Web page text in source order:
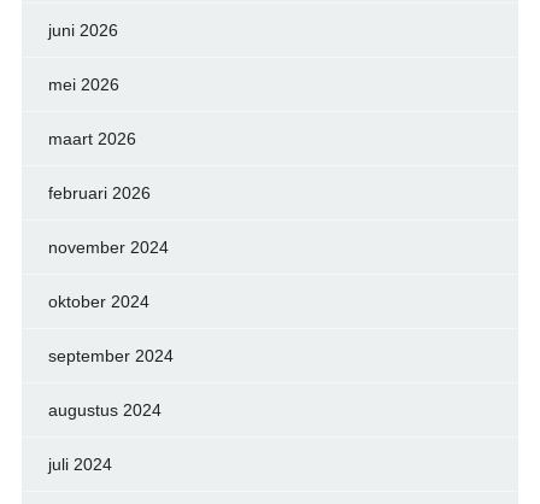
juni 2026
mei 2026
maart 2026
februari 2026
november 2024
oktober 2024
september 2024
augustus 2024
juli 2024